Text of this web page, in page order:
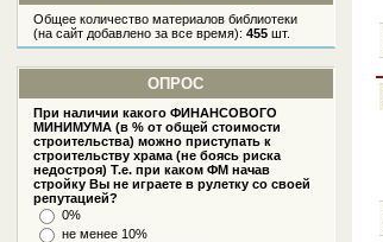
Общее количество материалов библиотеки
(на сайт добавлено за все время):455 шт.
ОПРОС
При наличии какого ФИНАНСОВОГО
МИНИМУМА (в % от общей стоимости
строительства) можно приступать к
строительству храма (не боясь риска
недостроя) Т.е. при каком ФМ начав
стройку Вы не играете в рулетку со своей
репутацией?
0%
не менее 10%